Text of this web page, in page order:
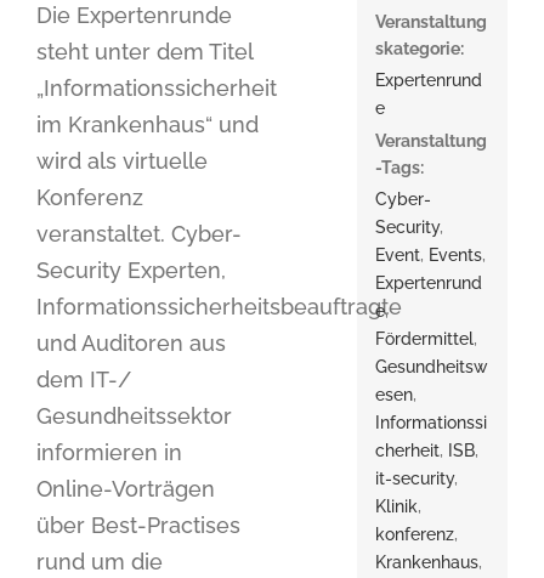
Die Expertenrunde
steht unter dem Titel
„Informationssicherheit
im Krankenhaus“ und
wird als virtuelle
Konferenz
veranstaltet. Cyber-
Security Experten,
Informationssicherheitsbeauftragte
und Auditoren aus
dem IT-/
Gesundheitssektor
informieren in
Online-Vorträgen
über Best-Practises
rund um die
Veranstaltung
skategorie:
Expertenrund
e
Veranstaltung
-Tags:
Cyber-
Security,
Event, Events,
Expertenrund
e,
Fördermittel,
Gesundheitsw
esen,
Informationssi
cherheit, ISB,
it-security,
Klinik,
konferenz,
Krankenhaus,